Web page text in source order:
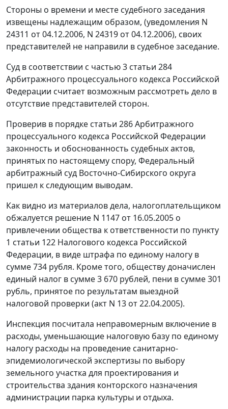
Стороны о времени и месте судебного заседания
извещены надлежащим образом, (уведомления N
24311 от 04.12.2006, N 24319 от 04.12.2006), своих
представителей не направили в судебное заседание.
Суд в соответствии с частью 3 статьи 284
Арбитражного процессуального кодекса Российской
Федерации считает возможным рассмотреть дело в
отсутствие представителей сторон.
Проверив в порядке статьи 286 Арбитражного
процессуального кодекса Российской Федерации
законность и обоснованность судебных актов,
принятых по настоящему спору, Федеральный
арбитражный суд Восточно-Сибирского округа
пришел к следующим выводам.
Как видно из материалов дела, налогоплательщиком
обжалуется решение N 1147 от 16.05.2005 о
привлечении общества к ответственности по пункту
1 статьи 122 Налогового кодекса Российской
Федерации, в виде штрафа по единому налогу в
сумме 734 рубля. Кроме того, обществу доначислен
единый налог в сумме 3 670 рублей, пени в сумме 301
рубль, принятое по результатам выездной
налоговой проверки (акт N 13 от 22.04.2005).
Инспекция посчитала неправомерным включение в
расходы, уменьшающие налоговую базу по единому
налогу расходы на проведение санитарно-
эпидемиологической экспертизы по выбору
земельного участка для проектирования и
строительства здания конторского назначения
администрации парка культуры и отдыха.